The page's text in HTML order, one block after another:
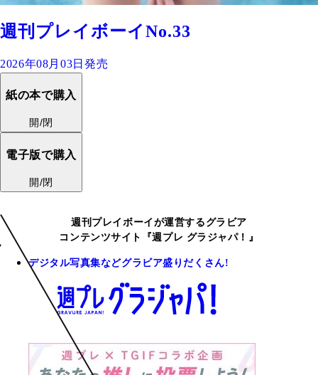
週刊プレイボーイNo.33
2026年08月03日発売
紙の本で購入
開/閉
電子版で購入
開/閉
週刊プレイボーイが運営するグラビア
コンテンツサイト『週プレ グラジャパ！』
デジタル写真集などグラビア盛りだくさん!